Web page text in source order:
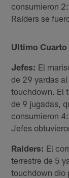
consumieron
Raiders se
Ultimo Cuarto
Jefes: El
de 29 yardas
touchdown. El
de 9 jugadas,
consumieron
Jefes
Raiders: El
terrestre de 5
touchdown dio